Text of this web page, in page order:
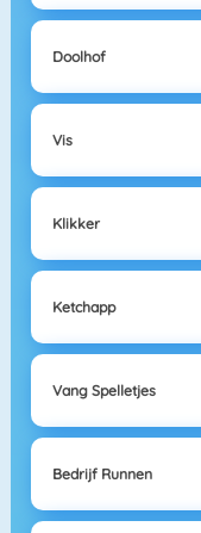
Doolhof
Vis
Klikker
Ketchapp
Vang Spelletjes
Bedrijf Runnen